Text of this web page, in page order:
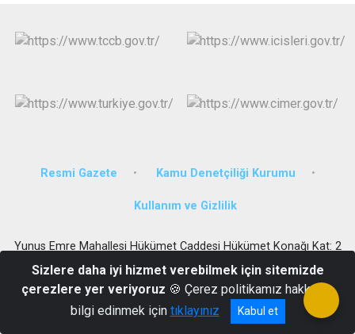
Resmi Gazete Kamu Denetçiliği Kurumu
Kullanım ve Gizlilik
Yunus Emre Mahallesi Hükümet Caddesi Hükümet Konağı Kat: 2
0(416)451 20 09
Sizlere daha iyi hizmet verebilmek için sitemizde
çerezlere yer veriyoruz 🍪 Çerez politikamız hakkında
bilgi edinmek için tıklayınız Kabul et